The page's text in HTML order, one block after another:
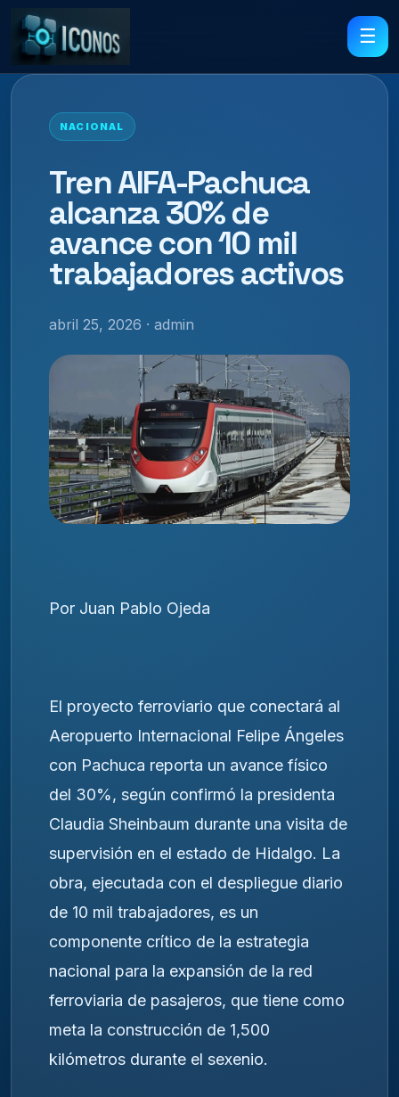
☰
NACIONAL
Tren AIFA-Pachuca
alcanza 30% de
avance con 10 mil
trabajadores activos
abril 25, 2026 · admin
Por Juan Pablo Ojeda
El proyecto ferroviario que conectará al
Aeropuerto Internacional Felipe Ángeles
con Pachuca reporta un avance físico
del 30%, según confirmó la presidenta
Claudia Sheinbaum durante una visita de
supervisión en el estado de Hidalgo. La
obra, ejecutada con el despliegue diario
de 10 mil trabajadores, es un
componente crítico de la estrategia
nacional para la expansión de la red
ferroviaria de pasajeros, que tiene como
meta la construcción de 1,500
kilómetros durante el sexenio.